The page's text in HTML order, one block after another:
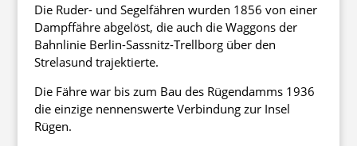
Die Ruder- und Segelfähren wurden 1856 von einer
Dampffähre abgelöst, die auch die Waggons der
Bahnlinie Berlin-Sassnitz-Trellborg über den
Strelasund trajektierte.
Die Fähre war bis zum Bau des Rügendamms 1936
die einzige nennenswerte Verbindung zur Insel
Rügen.